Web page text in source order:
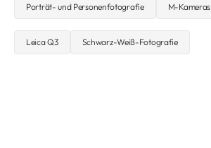
Porträt- und Personenfotografie M-Kameras
Leica Q3 Schwarz-Weiß-Fotografie